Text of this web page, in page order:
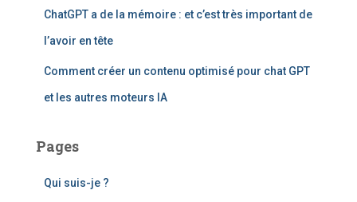
ChatGPT a de la mémoire : et c’est très important de
l’avoir en tête
Comment créer un contenu optimisé pour chat GPT
et les autres moteurs IA
Pages
Qui suis-je ?